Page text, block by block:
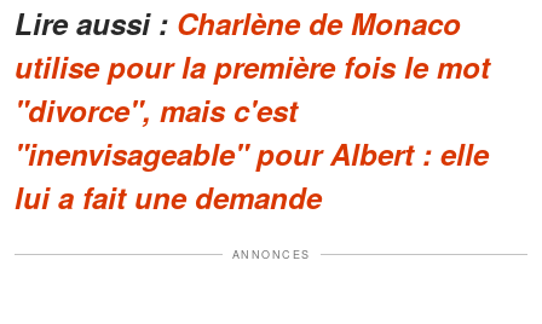
Lire aussi : Charlène de Monaco
utilise pour la première fois le mot
"divorce", mais c'est
"inenvisageable" pour Albert : elle
lui a fait une demande
ANNONCES